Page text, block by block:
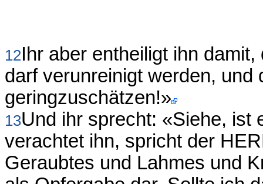
12Ihr aber entheiligt ihn
darf verunreinigt werden,
geringzuschätzen!»
13Und ihr sprecht: «Siehe, ist
verachtet ihn, spricht der
Geraubtes und Lahmes und